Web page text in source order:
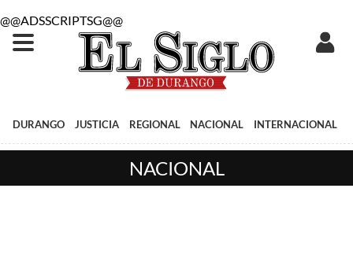
@@ADSSCRIPTSG@@
DURANGO JUSTICIA REGIONAL NACIONAL INTERNACIONAL
NACIONAL